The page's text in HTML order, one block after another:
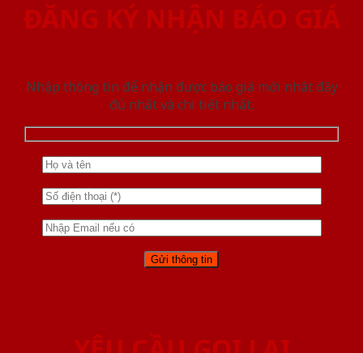
ĐĂNG KÝ NHẬN BÁO GIÁ
Nhập thông tin để nhận được báo giá mới nhât đầy
đủ nhất và chi tiết nhất.